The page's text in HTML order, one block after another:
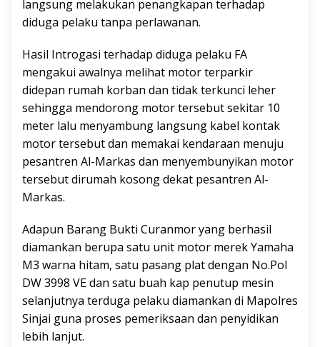
langsung melakukan penangkapan terhadap
diduga pelaku tanpa perlawanan.
Hasil Introgasi terhadap diduga pelaku FA
mengakui awalnya melihat motor terparkir
didepan rumah korban dan tidak terkunci leher
sehingga mendorong motor tersebut sekitar 10
meter lalu menyambung langsung kabel kontak
motor tersebut dan memakai kendaraan menuju
pesantren Al-Markas dan menyembunyikan motor
tersebut dirumah kosong dekat pesantren Al-
Markas.
Adapun Barang Bukti Curanmor yang berhasil
diamankan berupa satu unit motor merek Yamaha
M3 warna hitam, satu pasang plat dengan No.Pol
DW 3998 VE dan satu buah kap penutup mesin
selanjutnya terduga pelaku diamankan di Mapolres
Sinjai guna proses pemeriksaan dan penyidikan
lebih lanjut.